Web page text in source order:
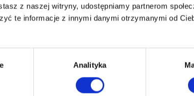
z naszej witryny, udostępniamy partnerom
te informacje z innymi danymi otrzymanymi od
Analityka
Malowanie elewacji